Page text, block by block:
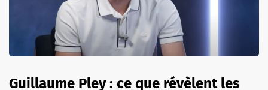
Guillaume Pley : ce que révèlent les